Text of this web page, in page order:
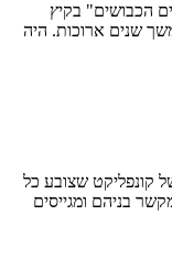
הכבושים" בקיץ
שנים ארוכות. היה
קונפליקט שצובע כל
חשים באובדן שמקשר בניהם ומגייסים